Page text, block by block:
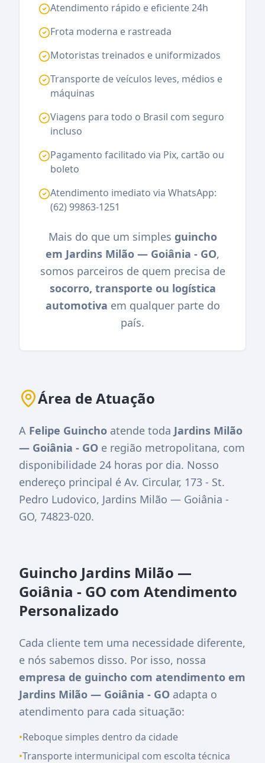
Atendimento rápido e eficiente 24h
Frota moderna e rastreada
Motoristas treinados e uniformizados
Transporte de veículos leves, médios e
máquinas
Viagens para todo o Brasil com seguro
incluso
Pagamento facilitado via Pix, cartão ou
boleto
Atendimento imediato via WhatsApp:
(62) 99863-1251
Mais do que um simples guincho
em Jardins Milão — Goiânia - GO,
somos parceiros de quem precisa de
socorro, transporte ou logística
automotiva em qualquer parte do
país.
Área de Atuação
A Felipe Guincho atende toda Jardins Milão
— Goiânia - GO e região metropolitana, com
disponibilidade 24 horas por dia. Nosso
endereço principal é Av. Circular, 173 - St.
Pedro Ludovico, Jardins Milão — Goiânia -
GO, 74823-020.
Guincho Jardins Milão —
Goiânia - GO com Atendimento
Personalizado
Cada cliente tem uma necessidade diferente,
e nós sabemos disso. Por isso, nossa
empresa de guincho com atendimento em
Jardins Milão — Goiânia - GO adapta o
atendimento para cada situação:
•Reboque simples dentro da cidade
•Transporte intermunicipal com escolta técnica